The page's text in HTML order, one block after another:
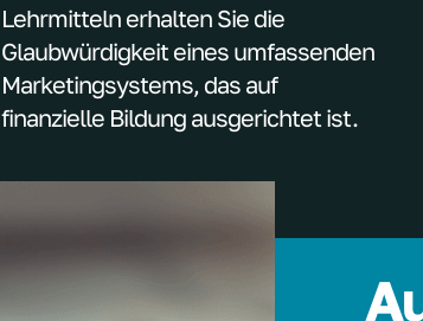
Lehrmitteln erhalten Sie die
Glaubwürdigkeit eines umfassenden
Marketingsystems, das auf
finanzielle Bildung ausgerichtet ist.